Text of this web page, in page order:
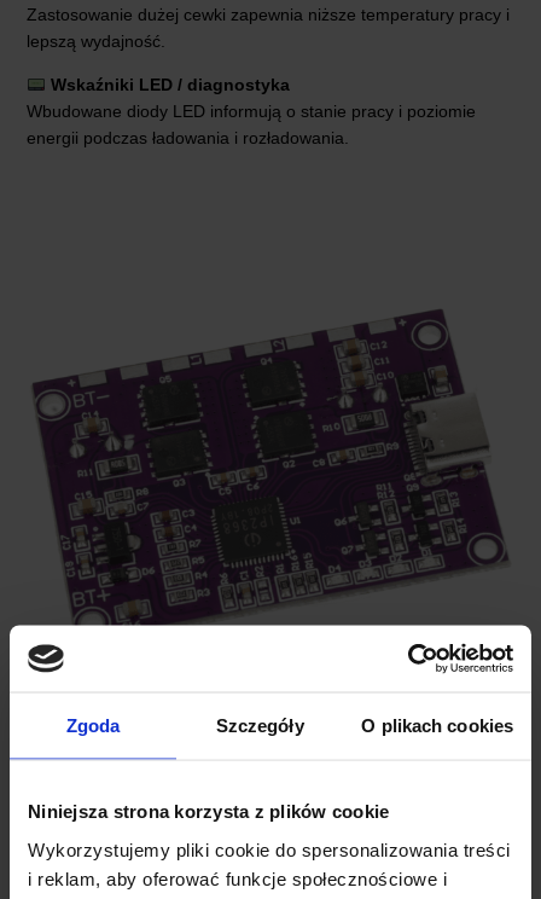
Zgoda Szczegóły O plikach cookies
Niniejsza strona korzysta z plików cookie
Wykorzystujemy pliki cookie do spersonalizowania treści
i reklam, aby oferować funkcje społecznościowe i
Zastosowanie dużej cewki zapewnia niższe temperatury pracy i
lepszą wydajność.
Wskaźniki LED / diagnostyka
Wbudowane diody LED informują o stanie pracy i poziomie
energii podczas ładowania i rozładowania.
Maksymalna moc:100 W
Obsługiwane baterie:Li-Ion / LiPo 5S